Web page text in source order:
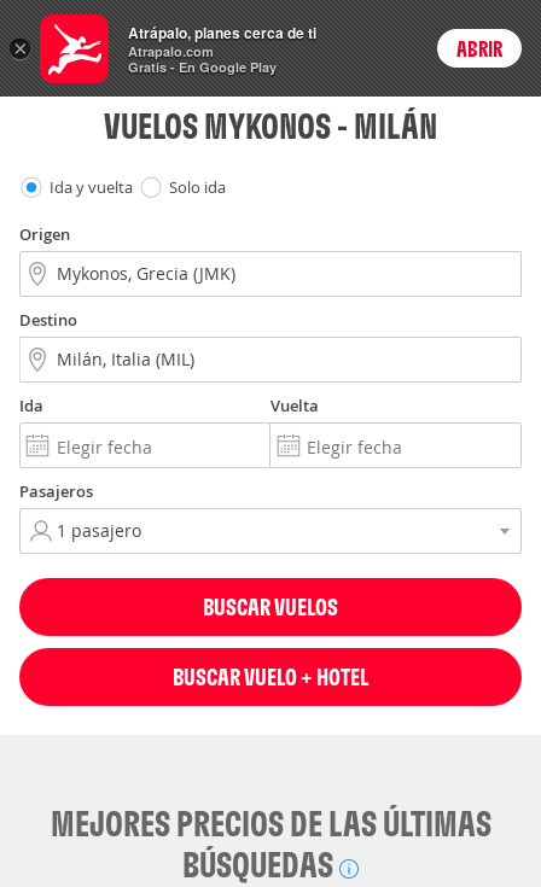
Vuelos Precios enPeso
ARSCambiar moneda
Login
VUELOS MYKONOS - MILÁN
Ida y vuelta Solo ida
Origen
Destino
Ida Vuelta
Pasajeros
BUSCAR VUELOS
BUSCAR VUELO + HOTEL
MEJORES PRECIOS DE LAS ÚLTIMAS
BÚSQUEDAS
×
Atrápalo, planes cerca de ti
Atrapalo.com
Gratis - En Google Play
ABRIR